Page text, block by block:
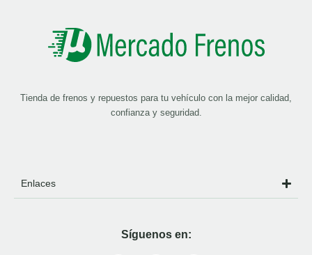
Tienda de frenos y repuestos para tu vehículo con la mejor calidad,
confianza y seguridad.
Enlaces
Síguenos en: